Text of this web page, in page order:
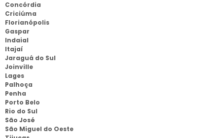
Concórdia
Criciúma
Florianópolis
Gaspar
Indaial
Itajaí
Jaraguá do Sul
Joinville
Lages
Palhoça
Penha
Porto Belo
Rio do Sul
São José
São Miguel do Oeste